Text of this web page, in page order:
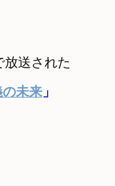
送された
未来 」